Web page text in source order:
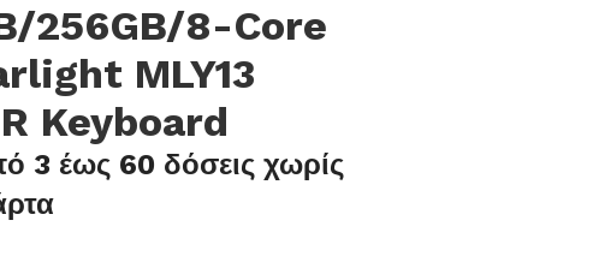
256GB/8-Core
MLY13
Keyboard
3 έως 60 δόσεις χωρίς